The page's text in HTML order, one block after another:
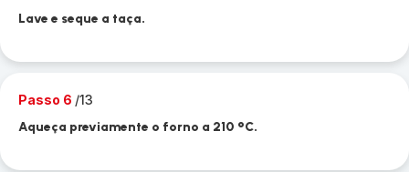
Lave e seque a taça.
Passo 6 /13
Aqueça previamente o forno a 210 °C.